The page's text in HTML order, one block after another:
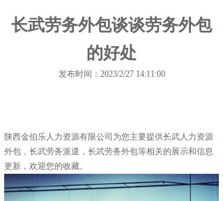
长武劳务外包谈谈劳务外包
的好处
发布时间：2023/2/27 14:11:00
陕西金伯乐人力资源有限公司为您主要提供长武人力资源
外包 ，长武劳务派遣，长武劳务外包等相关的展示和信息
更新，欢迎您的收藏。